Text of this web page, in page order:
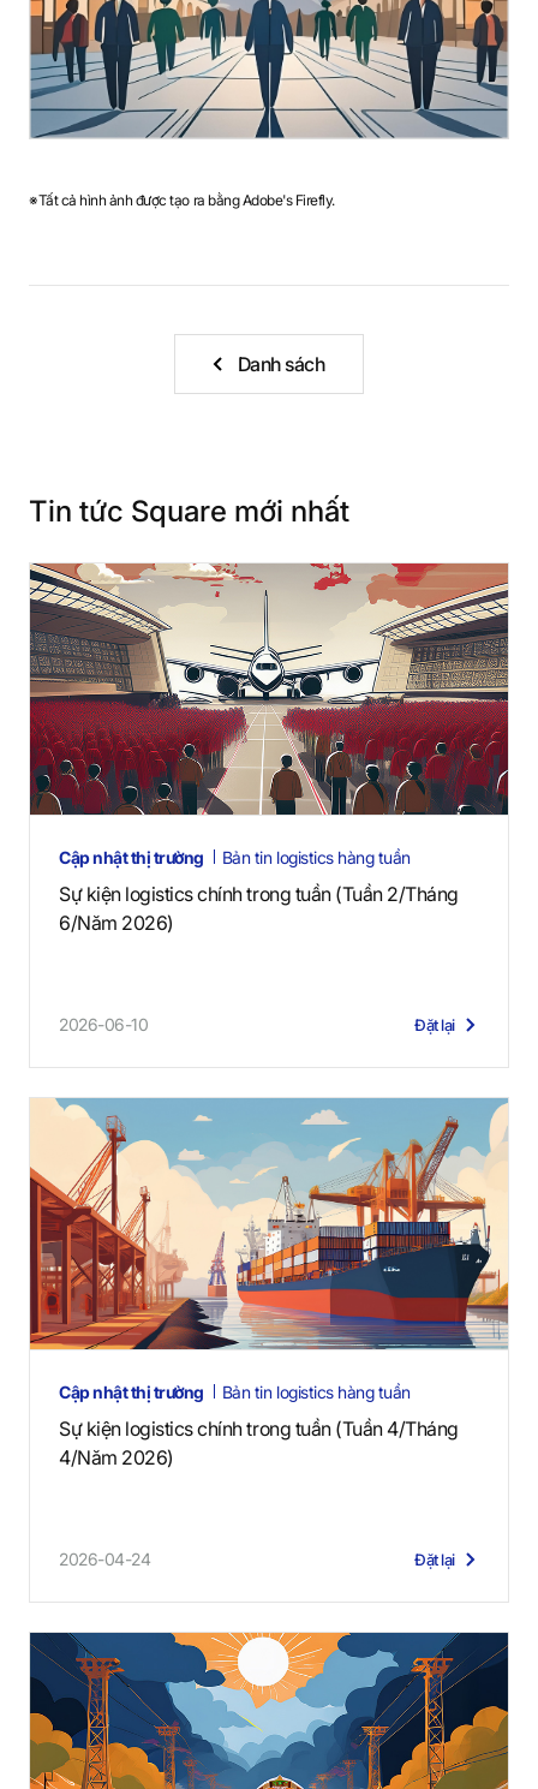
※Tất cả hình ảnh được tạo ra bằng Adobe's Firefly.
Danh sách
Tin tức Square mới nhất
Cập nhật thị trường Bản tin logistics hàng tuần
Sự kiện logistics chính trong tuần (Tuần 2/Tháng
6/Năm 2026)
2026-06-10 Đặt lại
Cập nhật thị trường Bản tin logistics hàng tuần
Sự kiện logistics chính trong tuần (Tuần 4/Tháng
4/Năm 2026)
2026-04-24 Đặt lại